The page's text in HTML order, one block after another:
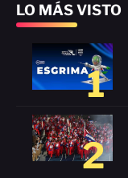
LO MÁS VISTO
1
2